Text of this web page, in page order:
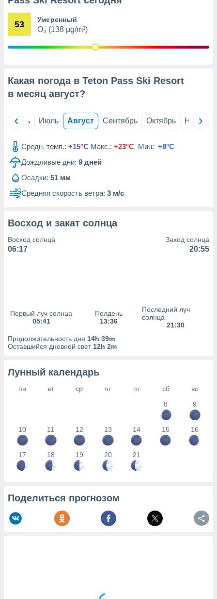
рекламы
сведения
53 Умеренный
O₃ (138 µg/m³)
Какая погода в Teton Pass Ski Resort
в месяц август?
Июнь Июль Август Сентябрь Октябрь Ноябрь
Средн. темп.: +15°C Макс.: +23°C Мин: +8°C
Дождливые дни: 9 дней
Осадки: 51 мм
Средняя скорость ветра: 3 м/с
Восход и закат солнца
Восход солнца
06:17
Заход солнца
20:55
Первый луч солнца
05:41
Полдень
13:36
Последний луч
солнца
21:30
Продолжительность дня 14h 39m
Оставшийся дневной свет 12h 2m
Лунный календарь
пн вт ср чт пт сб
вс
8
9
10 11 12 13 14 15 16
17 18 19 20 21
Поделиться прогнозом